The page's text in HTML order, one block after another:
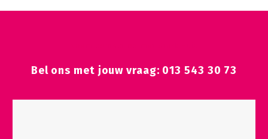
Bel ons met jouw vraag: 013 543 30 73